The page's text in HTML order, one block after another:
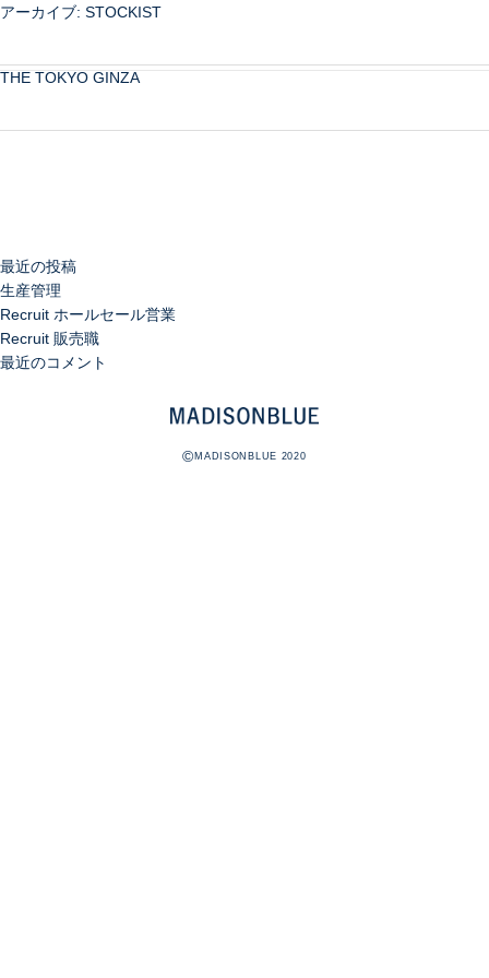
アーカイブ: STOCKIST
THE TOKYO GINZA
検
索
最近の投稿
生産管理
Recruit ホールセール営業
Recruit 販売職
最近のコメント
©MADISONBLUE 2020